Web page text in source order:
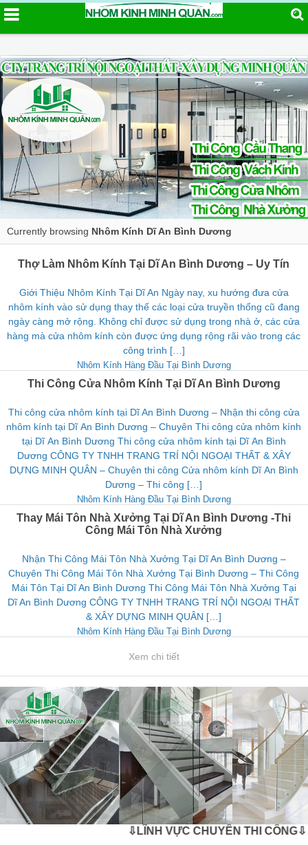
Currently browsing Nhôm Kính Dĩ An Bình Dương
Thợ Làm Nhôm Kính Tại Dĩ An Bình Dương – Uy Tín
Giới Thiệu Nhôm Kính Tại Dĩ An Ngày nay, xu hướng đưa cửa
nhôm kính vào sử dụng thay thế các loại cửa truyền thống cũ đang
ngày càng mở rộng. Không chỉ được sử dụng trong nhà ở, các cửa
hàng mà cửa nhôm kính còn được ứng dụng rộng rãi vào trong các
công trình […]
Nhôm Kính Hàng Đầu Tại Bình Dương
Thi Công Cửa Nhôm Kính Tại Dĩ An Bình Dương
Thi công cửa nhôm kính tại Dĩ An Bình Dương – Nhận thi công cửa
nhôm kính tại Dĩ An Bình Dương – Chuyên Thi công cửa nhôm kính
tại Dĩ An Bình Dương Thi công cửa nhôm kính tại Dĩ An Bình
Dương CÔNG TY TNHH TRANG TRÍ NỘI NGOẠI THẤT & XÂY
DỰNG MINH QUÂN – Chuyên thi công Cửa nhôm kính Dĩ An Bình
Dương – Thi công […]
Nhôm Kính Hàng Đầu Tại Bình Dương
Thay Mái Tôn Nhà Xưởng Tại Dĩ An Bình Dương -Thi
Công Mái Tôn Nhà Xưởng
Nhận Thi Công Mái Tôn Nhà Xưởng Tại Dĩ An Bình Dương –
Chuyên Thi Công Mái Tôn Nhà Xưởng Tại Bình Dương – Thi Công
Mái Tôn Tại Dĩ An Bình Dương Thi Công Mái Tôn Nhà Xưởng Tại
Dĩ An Bình Dương CÔNG TY TNHH TRANG TRÍ NỘI NGOẠI THẤT
& XÂY DỰNG MINH QUÂN […]
Nhôm Kính Hàng Đầu Tại Bình Dương
Xem chi tiết
⇩LĨNH VỰC CHUYÊN THI CÔNG⇩